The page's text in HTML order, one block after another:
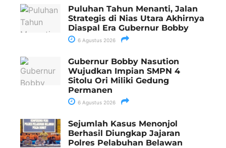
Puluhan Tahun Menanti, Jalan
Strategis di Nias Utara Akhirnya
Diaspal Era Gubernur Bobby
6 Agustus 2026
Gubernur Bobby Nasution
Wujudkan Impian SMPN 4
Sitolu Ori Miliki Gedung
Permanen
6 Agustus 2026
Sejumlah Kasus Menonjol
Berhasil Diungkap Jajaran
Polres Pelabuhan Belawan